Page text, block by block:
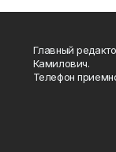
Главный
Камилович.
Телефон